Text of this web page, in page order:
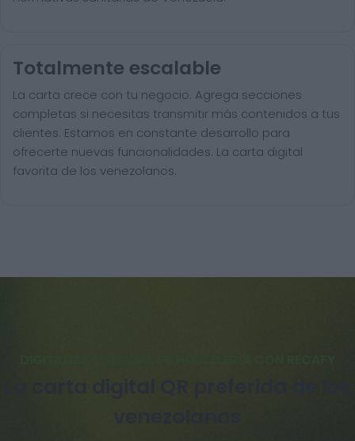
Totalmente escalable
La carta crece con tu negocio. Agrega secciones
completas si necesitas transmitir más contenidos a tus
clientes. Estamos en constante desarrollo para
ofrecerte nuevas funcionalidades. La carta digital
favorita de los venezolanos.